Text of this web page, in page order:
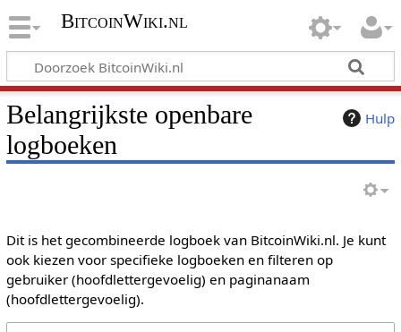
BitcoinWiki.nl
Hulp
Belangrijkste openbare
logboeken
Dit is het gecombineerde logboek van BitcoinWiki.nl. Je kunt
ook kiezen voor specifieke logboeken en filteren op
gebruiker (hoofdlettergevoelig) en paginanaam
(hoofdlettergevoelig).